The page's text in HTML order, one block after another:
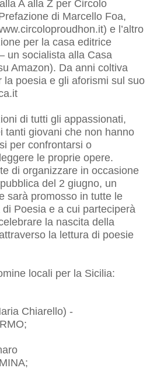
A alla Z per Circolo
di Marcello Foa,
e l’altro
per la casa editrice
un socialista alla Casa
Amazon). Da anni coltiva
la poesia e gli aforismi sul suo
di tutti gli appassionati,
tanti giovani che non hanno
per confrontarsi o
le proprie opere.
di organizzare in occasione
del 2 giugno, un
sarà promosso in tutte le
Poesia e a cui parteciperà
la nascita della
la lettura di poesie
locali per la Sicilia:
Chiarello) -